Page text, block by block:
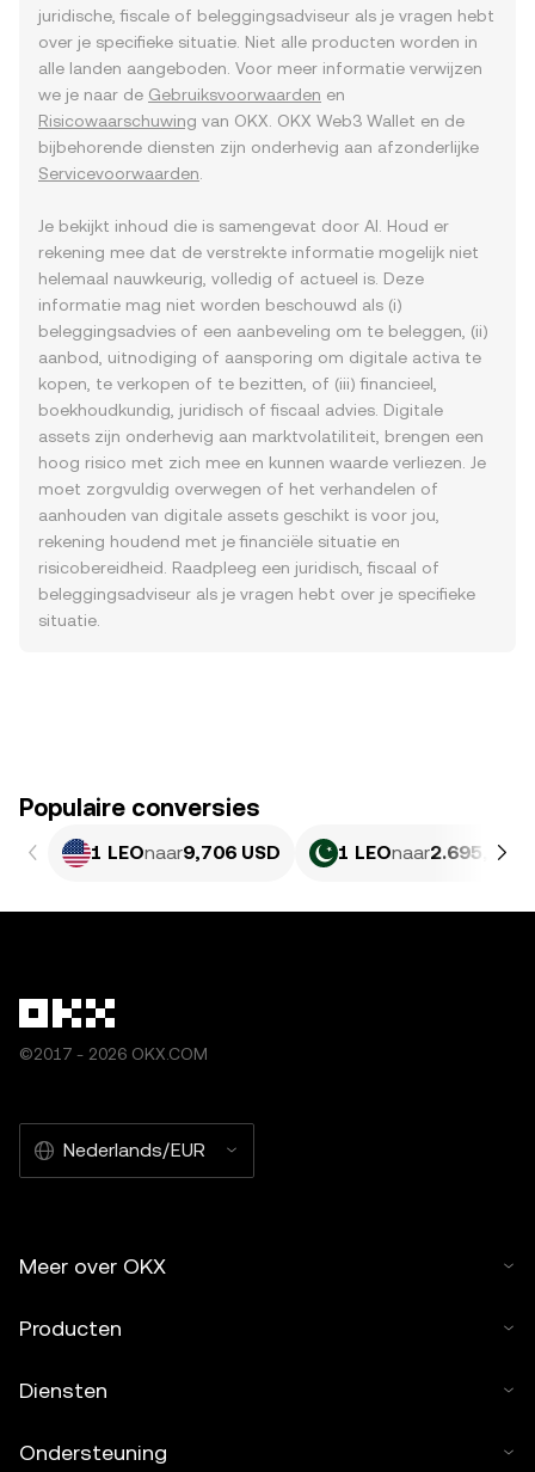
juridische, fiscale of beleggingsadviseur als je vragen hebt
over je specifieke situatie. Niet alle producten worden in
alle landen aangeboden. Voor meer informatie verwijzen
we je naar de Gebruiksvoorwaarden en
Risicowaarschuwing van OKX. OKX Web3 Wallet en de
bijbehorende diensten zijn onderhevig aan afzonderlijke
Servicevoorwaarden
Je bekijkt inhoud die is samengevat door AI. Houd er
rekening mee dat de verstrekte informatie mogelijk niet
helemaal nauwkeurig, volledig of actueel is. Deze
informatie mag niet worden beschouwd als (i)
beleggingsadvies of een aanbeveling om te beleggen, (ii)
aanbod, uitnodiging of aansporing om digitale activa te
kopen, te verkopen of te bezitten, of (iii) financieel,
boekhoudkundig, juridisch of fiscaal advies. Digitale
assets zijn onderhevig aan marktvolatiliteit, brengen een
hoog risico met zich mee en kunnen waarde verliezen. Je
moet zorgvuldig overwegen of het verhandelen of
aanhouden van digitale assets geschikt is voor jou,
rekening houdend met je financiële situatie en
risicobereidheid. Raadpleeg een juridisch, fiscaal of
beleggingsadviseur als je vragen hebt over je specifieke
situatie.
Populaire conversies
1 LEOnaar9,706 USD 1 LEOnaar2.695,84
©2017 - 2026 OKX.COM
Nederlands/EUR
Meer over OKX
Producten
Diensten
Ondersteuning